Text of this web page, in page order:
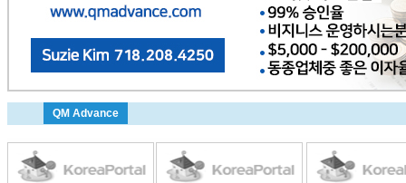
QM Advance